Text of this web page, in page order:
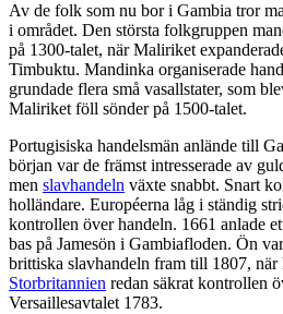
Av de folk som nu bor i Gambia tror
i området. Den största folkgruppen
på 1300-talet, när Maliriket
Timbuktu. Mandinka organiserade
grundade flera små vasallstater, som
Maliriket föll sönder på 1500-talet.
Portugisiska handelsmän anlände till
början var de främst intresserade av
men slavhandeln växte snabbt. Snart
holländare. Européerna låg i ständig
kontrollen över handeln. 1661 anlade
bas på Jamesön i Gambiafloden. Ön
brittiska slavhandeln fram till 1807,
Storbritannien redan säkrat kontrollen
Versaillesavtalet 1783.